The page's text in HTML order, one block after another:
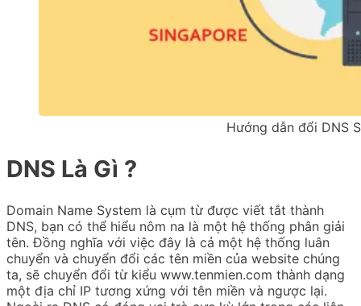
Hướng dẫn đổi DNS
DNS Là Gì ?
Domain Name System là cụm từ được viết tắt thành
DNS, bạn có thể hiểu nôm na là một hệ thống phân giải
tên. Đồng nghĩa với việc đây là cả một hệ thống luân
chuyển và chuyển đổi các tên miền của website chúng
ta, sẽ chuyển đổi từ kiểu www.tenmien.com thành dạng
một địa chỉ IP tương xứng với tên miền và ngược lại.